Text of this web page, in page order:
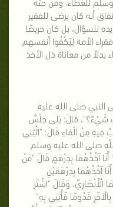
أنه كان يرضى للفقير
للسؤال، بل كان حريصًا
الأمة لِيَكْفُوا أنفسهم
بدلاً من معاناة ذل الأخذ
النبي صلى الله عليه
فِي بَيْتِكَ شَيْءٌ؟"، قَالَ: بَلَى حِلْسٌ
مِنْ الْمَاءِ قَالَ: "ائْتِنِي
صلى الله عليه وسلم
آخُذُهُمَا بِدِرْهَمٍ قَالَ "مَنْ
آخُذُهُمَا بِدِرْهَمَيْنِ
الْأَنْصَارِيَّ، وَقَالَ "اشْتَرِ
قَدُومًا فَأْتِنِي بِهِ"